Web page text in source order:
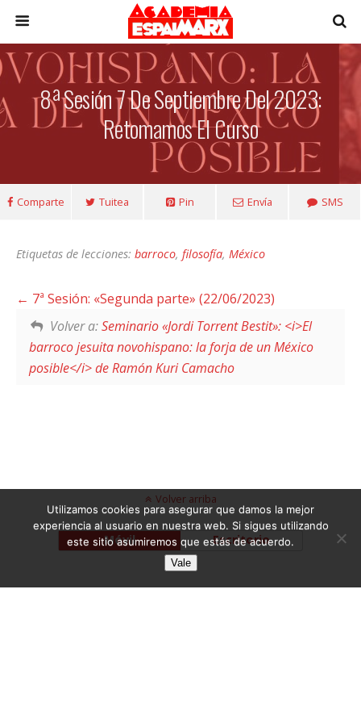
8ª Sesión 7 De Septiembre Del 2023:
Retomamos El Curso
Comparte Tuitea Pin Envía SMS
Etiquetas de lecciones: barroco, filosofía, México
7ª Sesión: «Segunda parte» (22/06/2023)
Volver a:Seminario «Jordi Torrent Bestit»: <i>El
barroco jesuita novohispano: la forja de un México
posible</i> de Ramón Kuri Camacho
Volver arriba
Móvil Escritorio
Utilizamos cookies para asegurar que damos la mejor
experiencia al usuario en nuestra web. Si sigues utilizando
este sitio asumiremos que estás de acuerdo.
Vale